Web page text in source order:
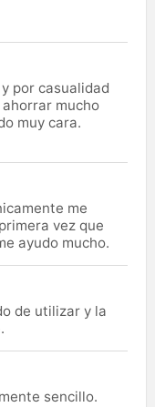
por casualidad
mucho
muy cara.
me
vez que
ayudo mucho.
de utilizar y la
sencillo.